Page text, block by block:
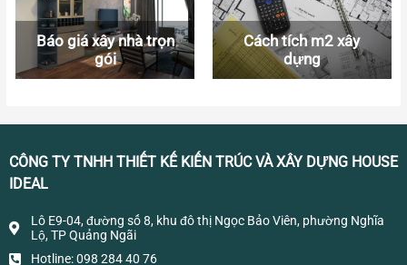
Báo giá xây nhà trọn
gói
Cách tích m2 xây
dựng
CÔNG TY TNHH THIẾT KẾ KIẾN TRÚC VÀ XÂY DỰNG HOUSE
IDEAL
Lô E9-04, đường số 8, khu đô thị Ngọc Bảo Viên, phường Nghĩa
Lộ, TP Quảng Ngãi
Hotline: 098 284 40 76